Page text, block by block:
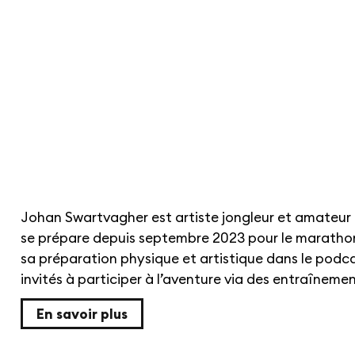
Johan Swartvagher est artiste jongleur et
se prépare depuis septembre 2023 pour le
sa préparation physique et artistique dans le
invités à participer à l’aventure via des
En savoir plus